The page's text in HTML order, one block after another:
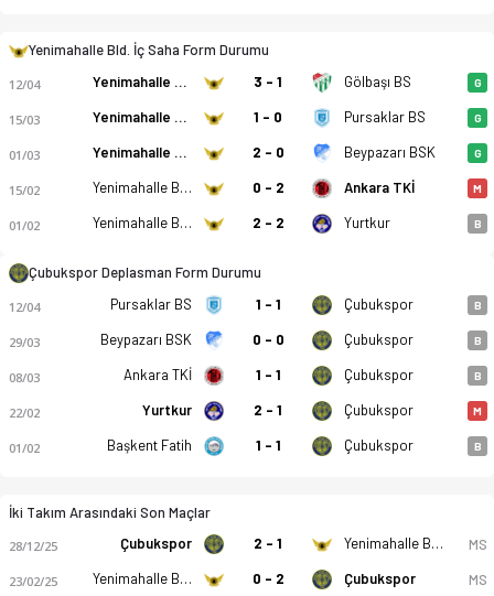
Yenimahalle Bld. - Çubukspor 1959 0-3 bitti. Gol anları,
Yenimahalle Bld. İç Saha Form Durumu
12/04 Yenimahalle Bld. 3 - 1 Gölbaşı BS G
15/03 Yenimahalle Bld. 1 - 0 Pursaklar BS G
01/03 Yenimahalle Bld. 2 - 0 Beypazarı BSK G
15/02 Yenimahalle Bld. 0 - 2 Ankara TKİ M
01/02 Yenimahalle Bld. 2 - 2 Yurtkur B
Çubukspor Deplasman Form Durumu
12/04 Pursaklar BS 1 - 1 Çubukspor B
29/03 Beypazarı BSK 0 - 0 Çubukspor B
08/03 Ankara TKİ 1 - 1 Çubukspor B
22/02 Yurtkur 2 - 1 Çubukspor M
01/02 Başkent Fatih 1 - 1 Çubukspor B
İki Takım Arasındaki Son Maçlar
28/12/25 Çubukspor 2 - 1 Yenimahalle Bld. MS
23/02/25 Yenimahalle Bld. 0 - 2 Çubukspor MS